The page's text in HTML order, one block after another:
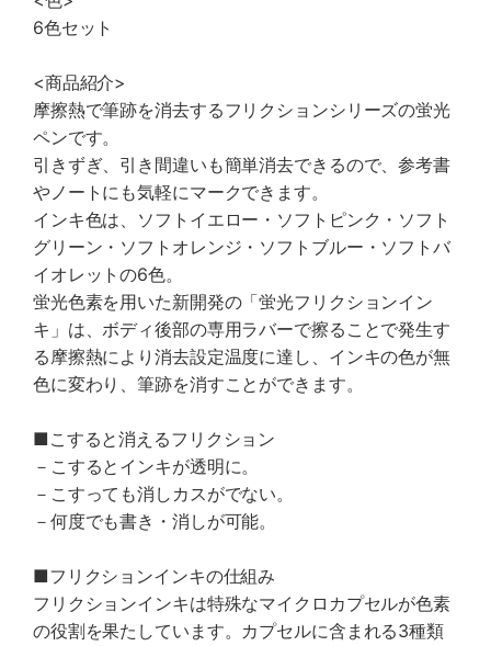
6色セット
<商品紹介>
摩擦熱で筆跡を消去するフリクションシリーズの蛍光
ペンです。
引きずぎ、引き間違いも簡単消去できるので、参考書
やノートにも気軽にマークできます。
インキ色は、ソフトイエロー・ソフトピンク・ソフト
グリーン・ソフトオレンジ・ソフトブルー・ソフトバ
イオレットの6色。
蛍光色素を用いた新開発の「蛍光フリクションイン
キ」は、ボディ後部の専用ラバーで擦ることで発生す
る摩擦熱により消去設定温度に達し、インキの色が無
色に変わり、筆跡を消すことができます。
■こすると消えるフリクション
－こするとインキが透明に。
－こすっても消しカスがでない。
－何度でも書き・消しが可能。
■フリクションインキの仕組み
フリクションインキは特殊なマイクロカプセルが色素
の役割を果たしています。カプセルに含まれる3種類